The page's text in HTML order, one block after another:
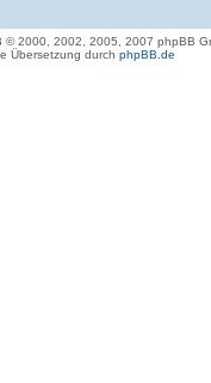
© 2000, 2002, 2005, 2007 phpBB
Übersetzung durch phpBB.de